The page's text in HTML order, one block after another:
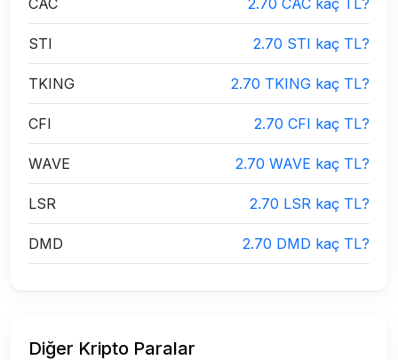
STI 2.70 STI kaç TL?
TKING 2.70 TKING kaç TL?
CFI 2.70 CFI kaç TL?
WAVE 2.70 WAVE kaç TL?
LSR 2.70 LSR kaç TL?
DMD 2.70 DMD kaç TL?
Diğer Kripto Paralar